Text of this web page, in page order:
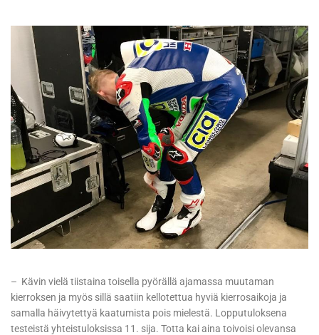
– Kävin vielä tiistaina toisella pyörällä ajamassa muutaman
kierroksen ja myös sillä saatiin kellotettua hyviä kierrosaikoja ja
samalla häivytettyä kaatumista pois mielestä. Lopputuloksena
testeistä yhteistuloksissa 11. sija. Totta kai aina toivoisi olevansa